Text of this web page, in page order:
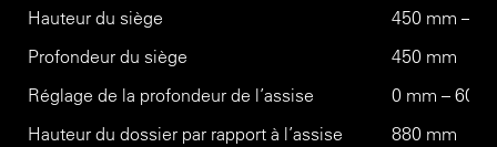
Hauteur du siège
450 mm –
Profondeur du siège
450 mm
Réglage de la profondeur de l’assise
0 mm – 60
Hauteur du dossier par rapport à l’assise
880 mm